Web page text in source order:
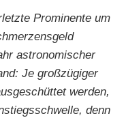
Prominente um
astronomischer
Je großzügiger
werden,
denn